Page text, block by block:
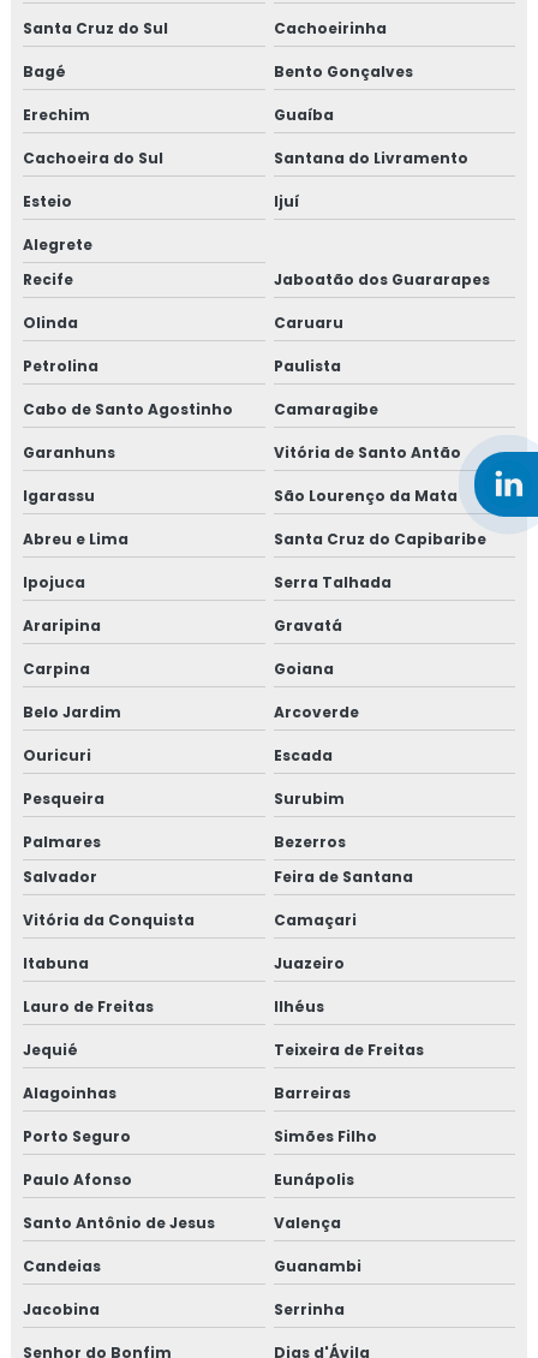
Santa Cruz do Sul Cachoeirinha
Bagé Bento Gonçalves
Erechim Guaíba
Cachoeira do Sul Santana do Livramento
Esteio Ijuí
Alegrete
Recife
Jaboatão dos Guararapes
Olinda Caruaru
Petrolina Paulista
Cabo de Santo Agostinho Camaragibe
Garanhuns Vitória de Santo Antão
Igarassu São Lourenço da Mata
Abreu e Lima Santa Cruz do Capibaribe
Ipojuca Serra Talhada
Araripina Gravatá
Carpina Goiana
Belo Jardim Arcoverde
Ouricuri Escada
Pesqueira Surubim
Palmares
Bezerros
Salvador
Feira de Santana
Vitória da Conquista Camaçari
Itabuna Juazeiro
Lauro de Freitas Ilhéus
Jequié Teixeira de Freitas
Alagoinhas Barreiras
Porto Seguro Simões Filho
Paulo Afonso Eunápolis
Santo Antônio de Jesus Valença
Candeias Guanambi
Jacobina Serrinha
Senhor do Bonfim Dias d'Ávila